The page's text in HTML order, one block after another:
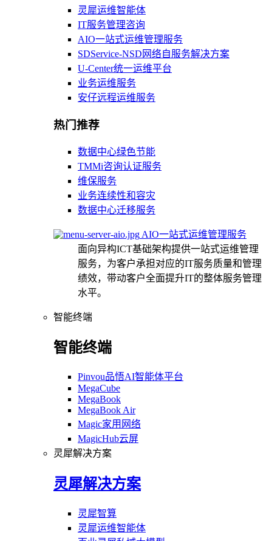
灵犀运维智能体
IT服务管理咨询
AIO一站式运维管理服务
SDService-NSD网络自服务解决方案
U-Center统一运维平台
业务运维服务
安仔远程运维服务
热门推荐
数据中心绿色节能
TMMi咨询认证服务
维保服务
业务连续性和容灾
数据中心迁移服务
AIO一站式运维管理服务
面向异构ICT基础架构提供一站式运维管理
服务，为客户承担对应的IT服务质量和管理
绩效，带动客户全面提升IT的整体服务管理
水平。
智能终端
智能终端
Pinvou品悟AI智能体平台
MegaCube
MegaBook
MegaBook Air
Magic家用网络
MagicHub云屏
灵犀解决方案
灵犀解决方案
灵犀智算
灵犀运维智能体